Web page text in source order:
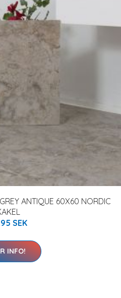
ANTIQUE 60X60 NORDIC
SEK
INFO!